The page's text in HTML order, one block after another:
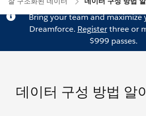
Bring your team and maximize
Dreamforce. Registerthree or
$999 passes.
데이터 구성 방법 알